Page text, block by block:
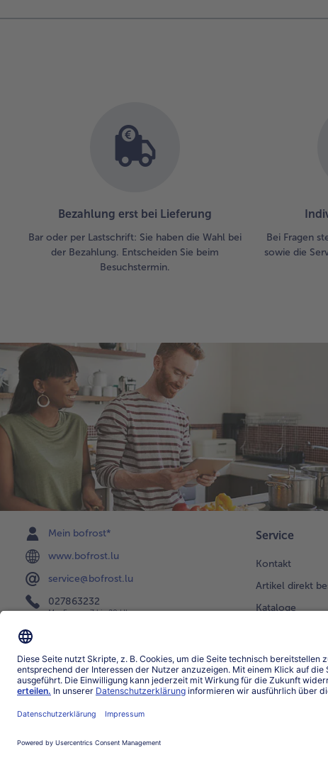
Bezahlung erst bei Lieferung
Bar oder per Lastschrift: Sie haben die Wahl bei
der Bezahlung. Entscheiden Sie beim
Besuchstermin.
Bei Fragen
sowie die
Mein bofrost*
www.bofrost.lu
service@bofrost.lu
027863232
Mo-Fr. von 7 bis 20 Uhr
Service
Kontakt
Artikel direkt
Kataloge
FAQ